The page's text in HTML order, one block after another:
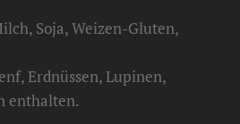
Soja, Weizen-Gluten,
Erdnüssen, Lupinen,
enthalten.